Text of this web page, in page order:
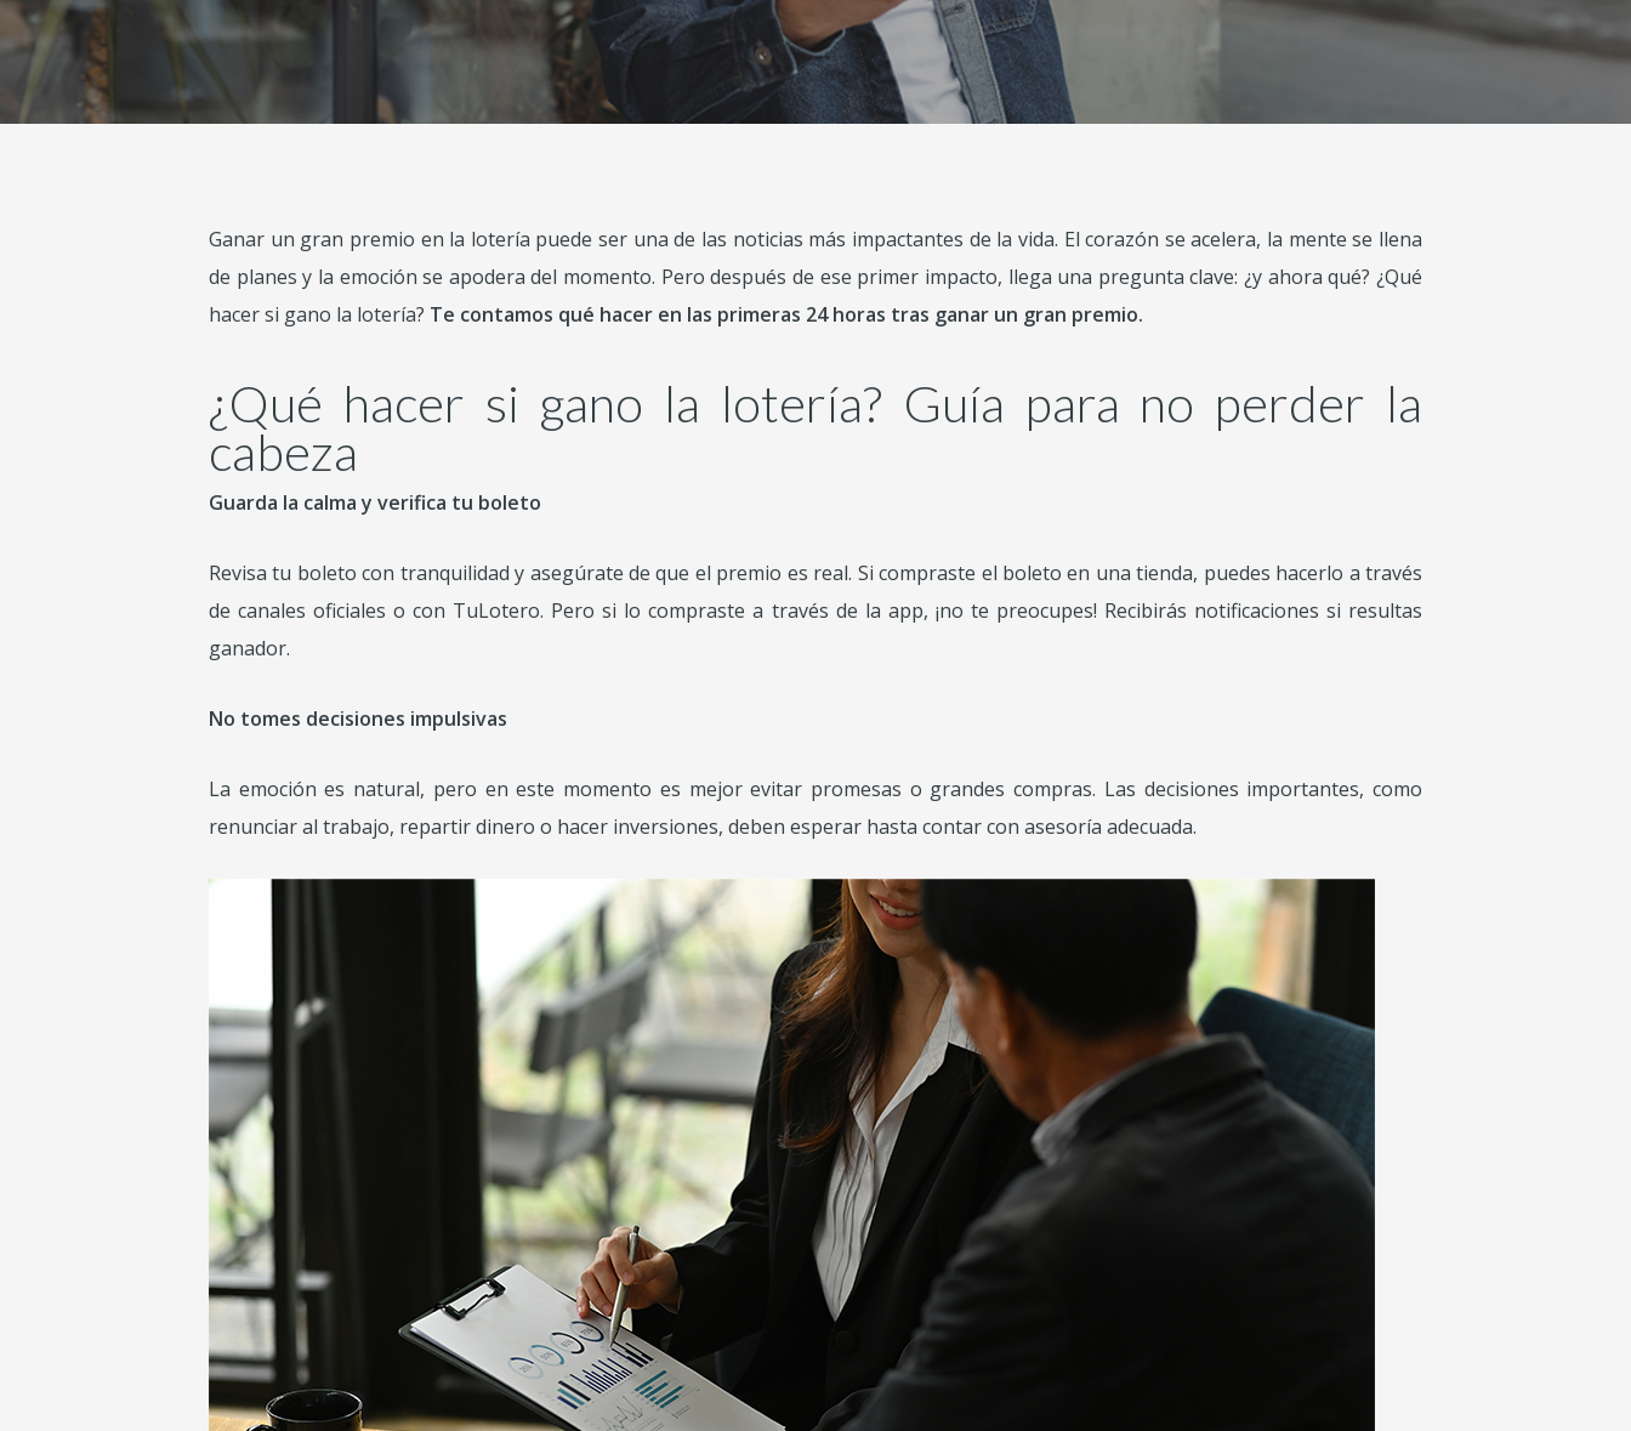
Ganar un gran premio en la lotería puede ser una de las noticias más impactantes de la vida. El corazón se acelera, la mente se llena
de planes y la emoción se apodera del momento. Pero después de ese primer impacto, llega una pregunta clave: ¿y ahora qué? ¿Qué
hacer si gano la lotería? Te contamos qué hacer en las primeras 24 horas tras ganar un gran premio.
¿Qué hacer si gano la lotería? Guía para no perder la
cabeza
Guarda la calma y verifica tu boleto
Revisa tu boleto con tranquilidad y asegúrate de que el premio es real. Si compraste el boleto en una tienda, puedes hacerlo a través
de canales oficiales o con TuLotero. Pero si lo compraste a través de la app, ¡no te preocupes! Recibirás notificaciones si resultas
ganador.
No tomes decisiones impulsivas
La emoción es natural, pero en este momento es mejor evitar promesas o grandes compras. Las decisiones importantes, como
renunciar al trabajo, repartir dinero o hacer inversiones, deben esperar hasta contar con asesoría adecuada.